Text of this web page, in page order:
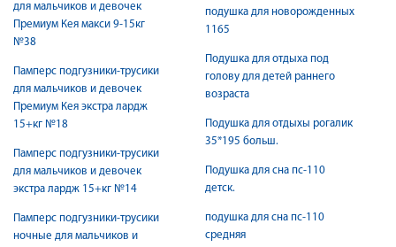
для мальчиков и девочек
Премиум Кея макси 9-15кг
№38
Памперс подгузники-трусики
для мальчиков и девочек
Премиум Кея экстра лардж
15+кг №18
Памперс подгузники-трусики
для мальчиков и девочек
экстра лардж 15+кг №14
Памперс подгузники-трусики
ночные для мальчиков и
подушка для новорожденных
1165
Подушка для отдыха под
голову для детей раннего
возраста
Подушка для отдыхы рогалик
35*195 больш.
Подушка для сна пс-110
детск.
подушка для сна пс-110
средняя